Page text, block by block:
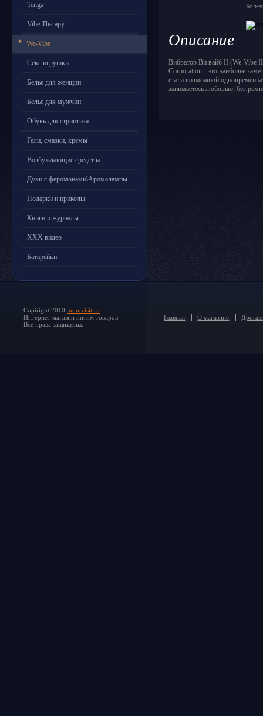
Tenga
Vibe Therapy
We-Vibe
Секс игрушки
Белье для женщин
Белье для мужчин
Обувь для стриптиза
Гели, смазки, кремы
Возбуждающие средства
Духи с феромонами\Аромалампы
Подарки и приколы
Книги и журналы
ХХХ видео
Батарейки
Кол-
Описание
Вибратор Ви вайб II (We-Vibe
Corporation - это наиболее
стала возможной
занимаетесь любовью, без
Copiright 2010 intimvisit.ru
Интернет магазин интим товаров
Все права защищены.
Главная О магазине